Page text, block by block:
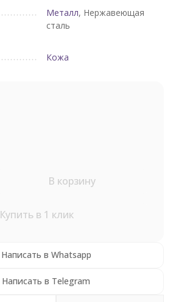
Металл, Нержавеющая
сталь
Кожа
В корзину
Купить в 1 клик
Написать в Whatsapp
Написать в Telegram